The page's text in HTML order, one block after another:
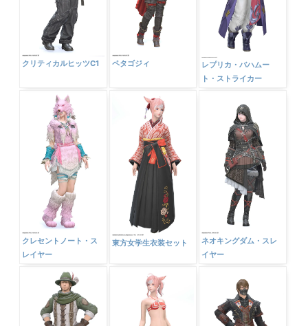
クリティカルヒッツC1 ペタゴジィ
レプリカ・バハムー
ト・ストライカー
クレセントノート・ス
レイヤー
東方女学生衣装セット
ネオキングダム・スレ
イヤー